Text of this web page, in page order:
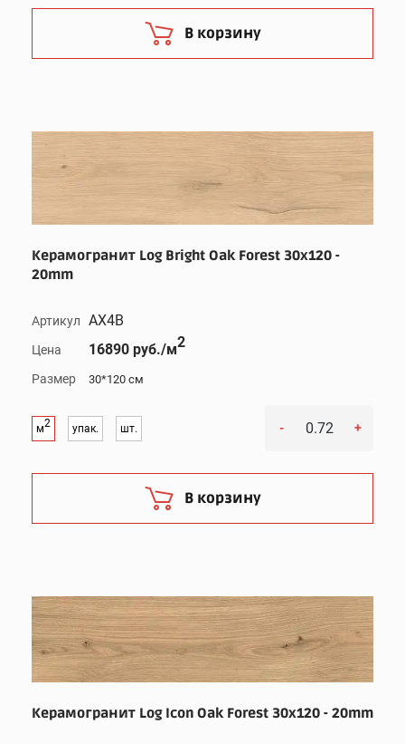
В корзину
Керамогранит Log Bright Oak Forest 30x120 -
20mm
Артикул AX4B
Цена 16890 руб./м2
Размер 30*120 см
м2 упак. шт. - +
В корзину
Керамогранит Log Icon Oak Forest 30x120 - 20mm